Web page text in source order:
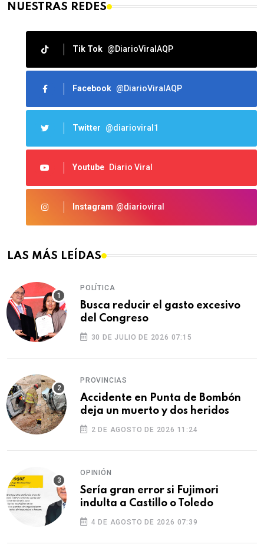
NUESTRAS REDES
Tik Tok @DiarioViralAQP
Facebook @DiarioViralAQP
Twitter @diarioviral1
Youtube Diario Viral
Instagram @diarioviral
LAS MÁS LEÍDAS
POLÍTICA
Busca reducir el gasto excesivo
del Congreso
30 DE JULIO DE 2026 07:15
PROVINCIAS
Accidente en Punta de Bombón
deja un muerto y dos heridos
2 DE AGOSTO DE 2026 11:24
OPINIÓN
Sería gran error si Fujimori
indulta a Castillo o Toledo
4 DE AGOSTO DE 2026 07:39